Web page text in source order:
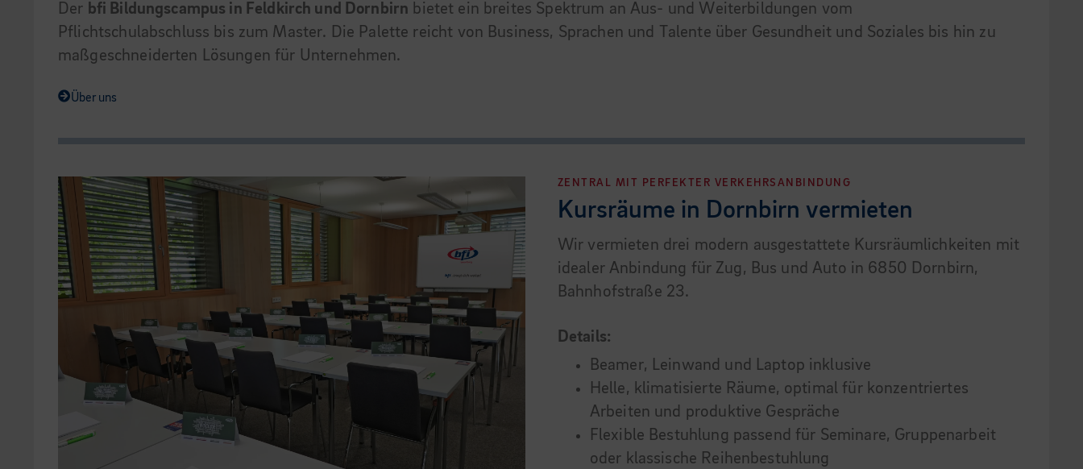
Der bfi Bildungscampus in Feldkirch und Dornbirn bietet ein breites Spektrum an Aus- und Weiterbildungen vom
Pflichtschulabschluss bis zum Master. Die Palette reicht von Business, Sprachen und Talente über Gesundheit und Soziales bis hin zu
maßgeschneiderten Lösungen für Unternehmen.
Über uns
ZENTRAL MIT PERFEKTER VERKEHRSANBINDUNG
Kursräume in Dornbirn vermieten
Wir vermieten drei modern ausgestattete Kursräumlichkeiten mit
idealer Anbindung für Zug, Bus und Auto in 6850 Dornbirn,
Bahnhofstraße 23.
Details:
Beamer, Leinwand und Laptop inklusive
Helle, klimatisierte Räume, optimal für konzentriertes
Arbeiten und produktive Gespräche
Flexible Bestuhlung passend für Seminare, Gruppenarbeit
oder klassische Reihenbestuhlung